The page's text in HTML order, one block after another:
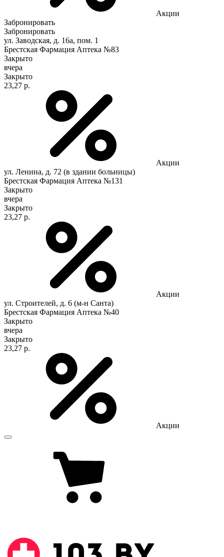
Акции
Забронировать
Забронировать
ул. Заводская, д. 16а, пом. 1
Брестская Фармация Аптека №83
Закрыто
вчера
Закрыто
23,27 р.
Акции
ул. Ленина, д. 72 (в здании больницы)
Брестская Фармация Аптека №131
Закрыто
вчера
Закрыто
23,27 р.
Акции
ул. Строителей, д. 6 (м-н Санта)
Брестская Фармация Аптека №40
Закрыто
вчера
Закрыто
23,27 р.
Акции